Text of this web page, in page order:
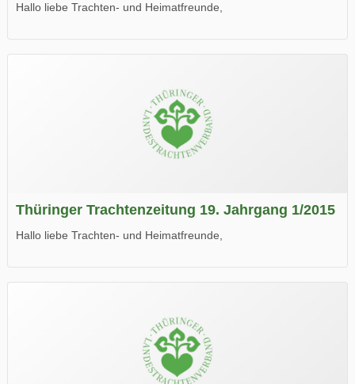
Hallo liebe Trachten- und Heimatfreunde,
Wir wünschen Euch viel Spaß beim Lesen.
Thüringer Trachtenzeitung 19. Jahrgang 1/2015
Hallo liebe Trachten- und Heimatfreunde,
Wir wünschen Euch viel Spaß beim Lesen.